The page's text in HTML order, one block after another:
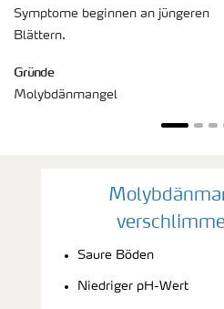
Symptome beginnen an jüngeren
Blättern.
Gründe
Molybdänmangel
Saure Böden
Niedriger pH-Wert